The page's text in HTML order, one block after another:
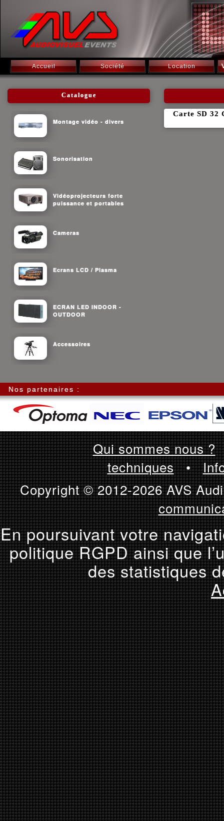
Accueil Société Location
Catalogue
Montage vidéo - divers
Sonorisation
Vidéoprojecteurs forte
puissance et portables
Cameras
Ecrans LCD / Plasma
ECRAN LED INDOOR -
OUTDOOR
Accessoires
Carte SD 32
Nos partenaires :
Qui sommes nous ?
techniques•
Copyright © 2012-2026 AVS
En poursuivant votre
politique RGPD ainsi que
des statistiques